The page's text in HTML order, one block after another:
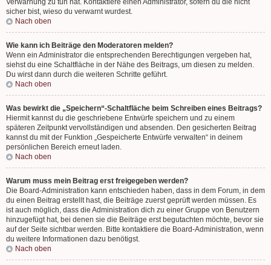
Verwarnung zu tun hat. Kontaktiere einen Administrator, sofern du die nicht
sicher bist, wieso du verwarnt wurdest.
Nach oben
Wie kann ich Beiträge den Moderatoren melden?
Wenn ein Administrator die entsprechenden Berechtigungen vergeben hat,
siehst du eine Schaltfläche in der Nähe des Beitrags, um diesen zu melden.
Du wirst dann durch die weiteren Schritte geführt.
Nach oben
Was bewirkt die „Speichern“-Schaltfläche beim Schreiben eines Beitrags?
Hiermit kannst du die geschriebene Entwürfe speichern und zu einem
späteren Zeitpunkt vervollständigen und absenden. Den gesicherten Beitrag
kannst du mit der Funktion „Gespeicherte Entwürfe verwalten“ in deinem
persönlichen Bereich erneut laden.
Nach oben
Warum muss mein Beitrag erst freigegeben werden?
Die Board-Administration kann entschieden haben, dass in dem Forum, in dem
du einen Beitrag erstellt hast, die Beiträge zuerst geprüft werden müssen. Es
ist auch möglich, dass die Administration dich zu einer Gruppe von Benutzern
hinzugefügt hat, bei denen sie die Beiträge erst begutachten möchte, bevor sie
auf der Seite sichtbar werden. Bitte kontaktiere die Board-Administration, wenn
du weitere Informationen dazu benötigst.
Nach oben